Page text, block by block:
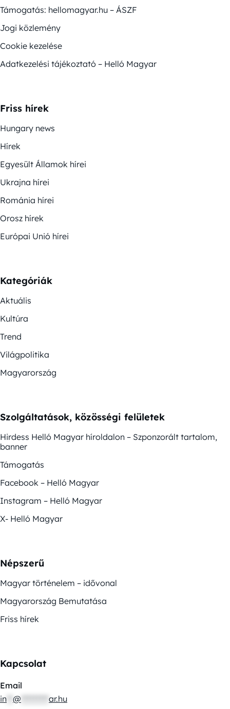
Támogatás: hellomagyar.hu – ÁSZF
Jogi közlemény
Cookie kezelése
Adatkezelési tájékoztató – Helló Magyar
Friss hírek
Hungary news
Hírek
Egyesült Államok hírei
Ukrajna hírei
Románia hírei
Orosz hírek
Európai Unió hírei
Kategóriák
Aktuális
Kultúra
Trend
Világpolitika
Magyarország
Szolgáltatások, közösségi felületek
Hirdess Helló Magyar híroldalon – Szponzorált tartalom,
banner
Támogatás
Facebook – Helló Magyar
Instagram – Helló Magyar
X- Helló Magyar
Népszerű
Magyar történelem – idővonal
Magyarország Bemutatása
Friss hírek
Kapcsolat
Email
in @ ar.hu